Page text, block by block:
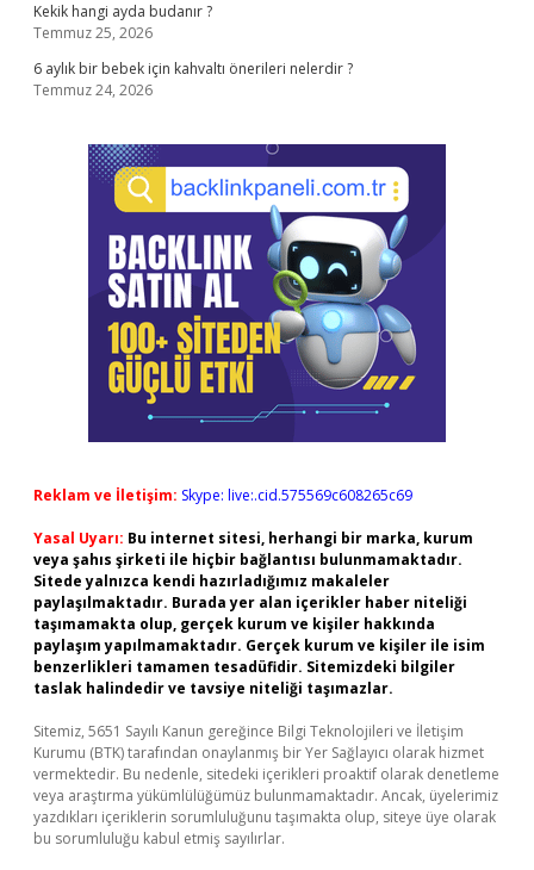
Kekik hangi ayda budanır ?
Temmuz 25, 2026
6 aylık bir bebek için kahvaltı önerileri nelerdir ?
Temmuz 24, 2026
Reklam ve İletişim: Skype: live:.cid.575569c608265c69
Yasal Uyarı: Bu internet sitesi, herhangi bir marka, kurum
veya şahıs şirketi ile hiçbir bağlantısı bulunmamaktadır.
Sitede yalnızca kendi hazırladığımız makaleler
paylaşılmaktadır. Burada yer alan içerikler haber niteliği
taşımamakta olup, gerçek kurum ve kişiler hakkında
paylaşım yapılmamaktadır. Gerçek kurum ve kişiler ile isim
benzerlikleri tamamen tesadüfidir. Sitemizdeki bilgiler
taslak halindedir ve tavsiye niteliği taşımazlar.
Sitemiz, 5651 Sayılı Kanun gereğince Bilgi Teknolojileri ve İletişim
Kurumu (BTK) tarafından onaylanmış bir Yer Sağlayıcı olarak hizmet
vermektedir. Bu nedenle, sitedeki içerikleri proaktif olarak denetleme
veya araştırma yükümlülüğümüz bulunmamaktadır. Ancak, üyelerimiz
yazdıkları içeriklerin sorumluluğunu taşımakta olup, siteye üye olarak
bu sorumluluğu kabul etmiş sayılırlar.